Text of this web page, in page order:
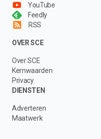
YouTube
Feedly
RSS
OVER SCE
Over SCE
Kernwaarden
Privacy
DIENSTEN
Adverteren
Maatwerk